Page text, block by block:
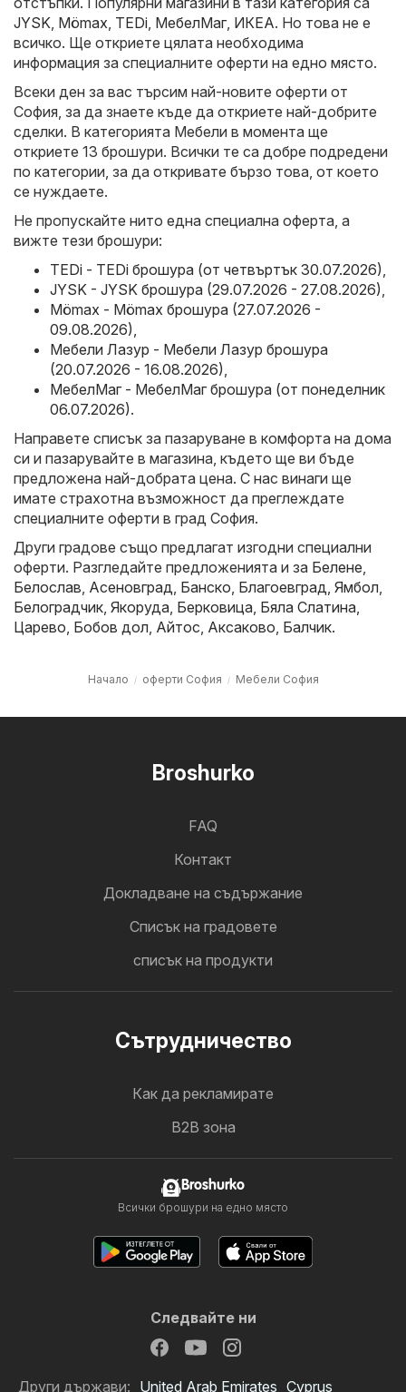
JYSK Mömax TEDi МебелМаг, ИКЕА. Но това не е
всичко. Ще откриете цялата необходима
информация за специалните оферти на едно място.
Всеки ден за вас търсим най-новите оферти от
София, за да знаете къде да откриете най-добрите
сделки. В категорията Мебели в момента ще
откриете 13 брошури. Всички те са добре подредени
по категории, за да откривате бързо това, от което
се нуждаете.
Не пропускайте нито една специална оферта, а
вижте тези брошури:
TEDi - TEDi брошура (от четвъртък 30.07.2026)
JYSK - JYSK брошура (29.07.2026 - 27.08.2026)
Mömax - Mömax брошура (27.07.2026 -
09.08.2026)
Мебели Лазур - Мебели Лазур брошура
(20.07.2026 - 16.08.2026)
МебелМаг - МебелМаг брошура (от понеделник
06.07.2026).
Направете списък за пазаруване в комфорта на дома
си и пазарувайте в магазина, където ще ви бъде
предложена най-добрата цена. С нас винаги ще
имате страхотна възможност да преглеждате
специалните оферти в град София.
Други градове също предлагат изгодни специални
оферти. Разгледайте предложенията и за Белене
Белослав Асеновград Банско Благоевград Ямбол
Белоградчик Якоруда Берковица Бяла Слатина
Царево Бобов дол Айтос Аксаково Балчик.
Начало оферти София Мебели София
Broshurko
FAQ
Контакт
Докладване на съдържание
Cписък на градовете
списък на продукти
Cътрудничество
Как да рекламирате
B2B зона
Broshurko
Всички брошури на едно място
Следвайте ни
Други държави: United Arab Emirates Cyprus